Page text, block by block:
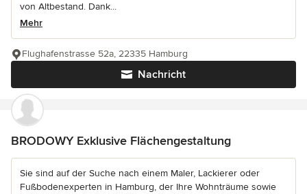
von Altbestand. Dank...
Mehr
Nachricht
Flughafenstrasse 52a, 22335 Hamburg
BRODOWY Exklusive Flächengestaltung
Sie sind auf der Suche nach einem Maler, Lackierer oder
Fußbodenexperten in Hamburg, der Ihre Wohnträume sowie